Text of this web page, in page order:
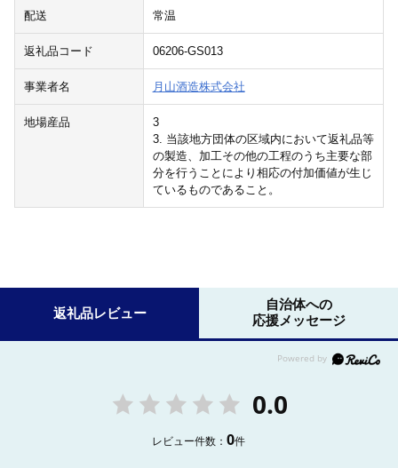
配送 常温
返礼品コード 06206-GS013
事業者名 月山酒造株式会社
地場産品
3
3. 当該地方団体の区域内において返礼品等
の製造、加工その他の工程のうち主要な部
分を行うことにより相応の付加価値が生じ
ているものであること。
返礼品レビュー
自治体への
応援メッセージ
0.0
レビュー件数：0件